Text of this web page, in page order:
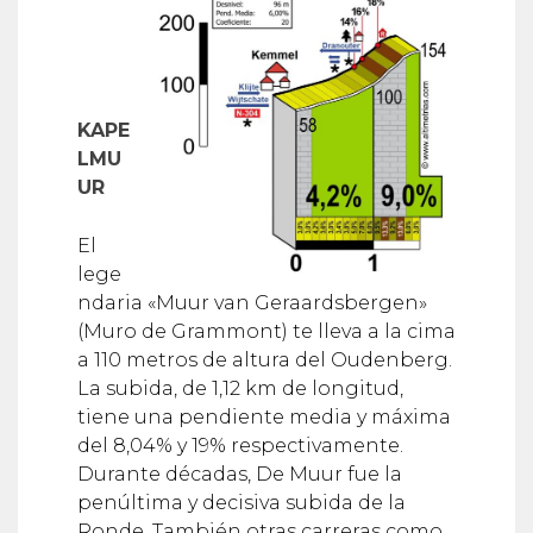
KAPE
LMU
UR
El
lege
ndaria «Muur van Geraardsbergen»
(Muro de Grammont) te lleva a la cima
a 110 metros de altura del Oudenberg.
La subida, de 1,12 km de longitud,
tiene una pendiente media y máxima
del 8,04% y 19% respectivamente.
Durante décadas, De Muur fue la
penúltima y decisiva subida de la